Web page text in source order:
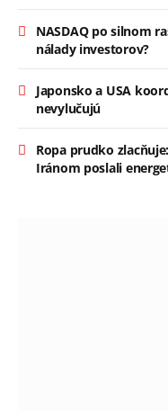
NASDAQ po silnom
nálady investorov?
Japonsko a USA
nevylučujú
Ropa prudko
Iránom poslali